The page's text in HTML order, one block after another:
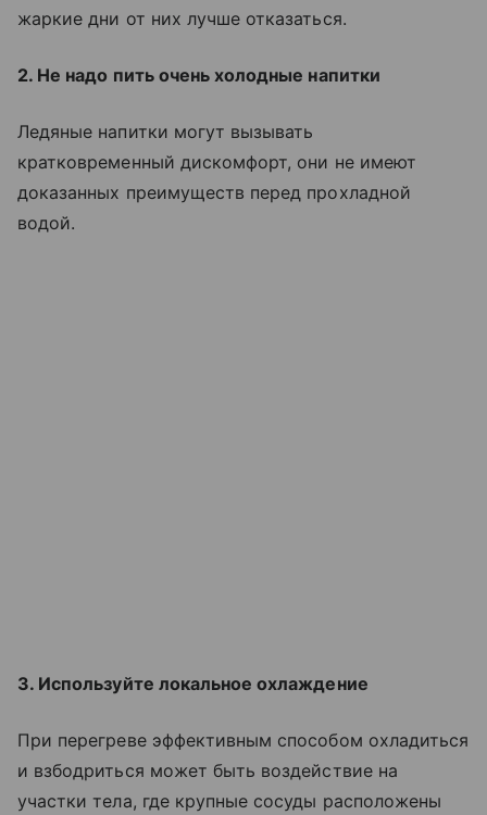
жаркие дни от них лучше отказаться.
2. Не надо пить очень холодные напитки
Ледяные напитки могут вызывать
кратковременный дискомфорт, они не имеют
доказанных преимуществ перед прохладной
водой.
3. Используйте локальное охлаждение
При перегреве эффективным способом охладиться
и взбодриться может быть воздействие на
участки тела, где крупные сосуды расположены